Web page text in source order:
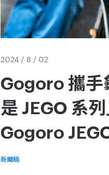
2024 / 8 / 02
Gogoro 攜手
是 JEGO 系
Gogoro
新聞稿